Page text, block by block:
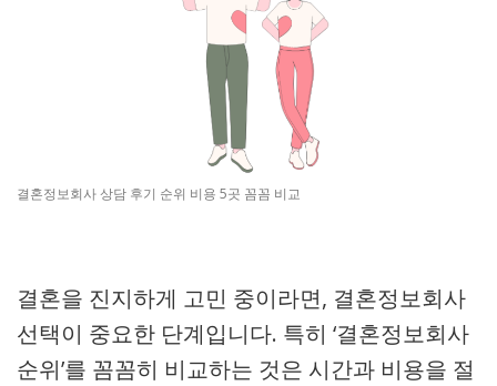
결혼정보회사 상담 후기 순위 비용 5곳 꼼꼼 비교
결혼을 진지하게 고민 중이라면, 결혼정보회사
선택이 중요한 단계입니다. 특히 ‘결혼정보회사
순위’를 꼼꼼히 비교하는 것은 시간과 비용을 절